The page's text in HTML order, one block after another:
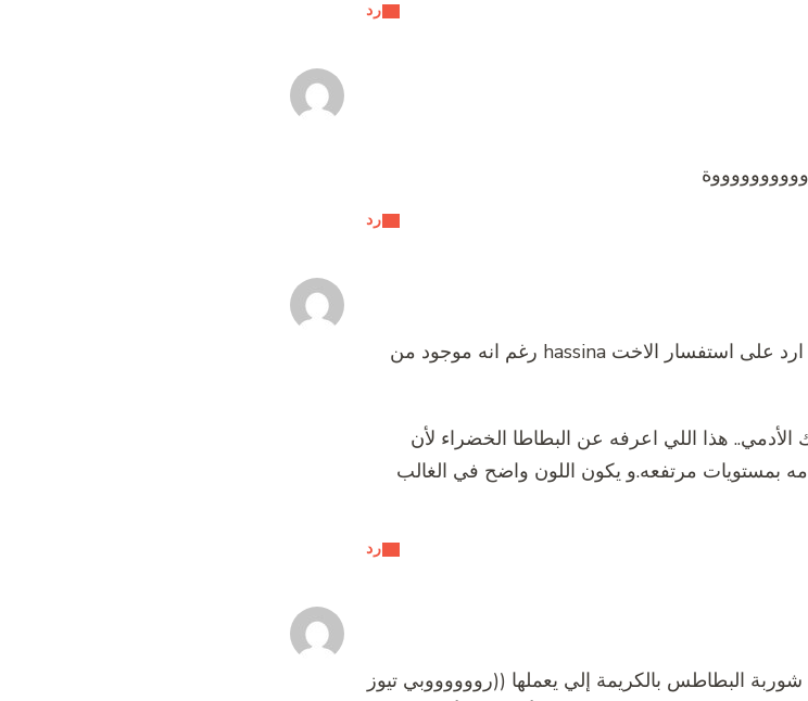
رد
رد
رد
مرحبا… انا ما جربت الطريقه هذي .. لكن حبيت ارد على استفسار الاخت hassina رغم انه موجود من
هذا اللي اعرفه عن البطاطا الخضراء لأن
بمستويات مرتفعه.و يكون اللون واضح في الغالب
البطاطس بالكريمة إلي يعملها ((رووووووبي تيوز